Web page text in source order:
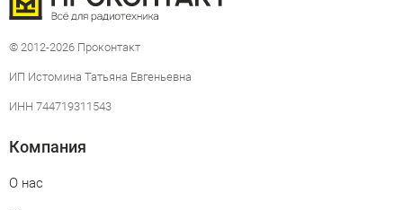
© 2012-2026 Проконтакт
ИП Истомина Татьяна Евгеньевна
ИНН 744719311543
Компания
О нас